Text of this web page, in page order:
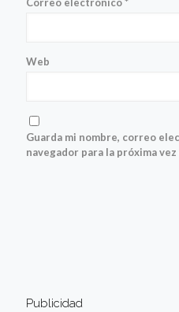
Correo electrónico*
Web
Guarda mi nombre, correo
navegador para la próxima
Publicidad